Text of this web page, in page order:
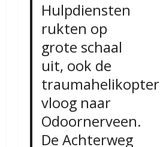
Hulpdiensten
rukten op
grote schaal
uit, ook de
traumahelikopter
vloog naar
Odoornerveen.
De Achterweg